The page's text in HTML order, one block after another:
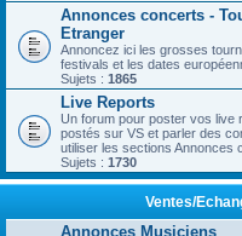
Annonces concerts -
Etranger
Annoncez ici les grosses
festivals et les dates
Sujets : 1865
Live Reports
Un forum pour poster vos live
postés sur VS et parler des
utiliser les sections Annonces
Sujets : 1730
Ventes/
Annonces Musiciens